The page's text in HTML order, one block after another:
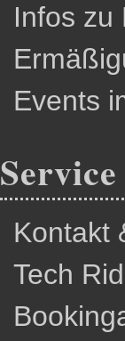
Infos zu
Events
Service
Kontakt
Tech